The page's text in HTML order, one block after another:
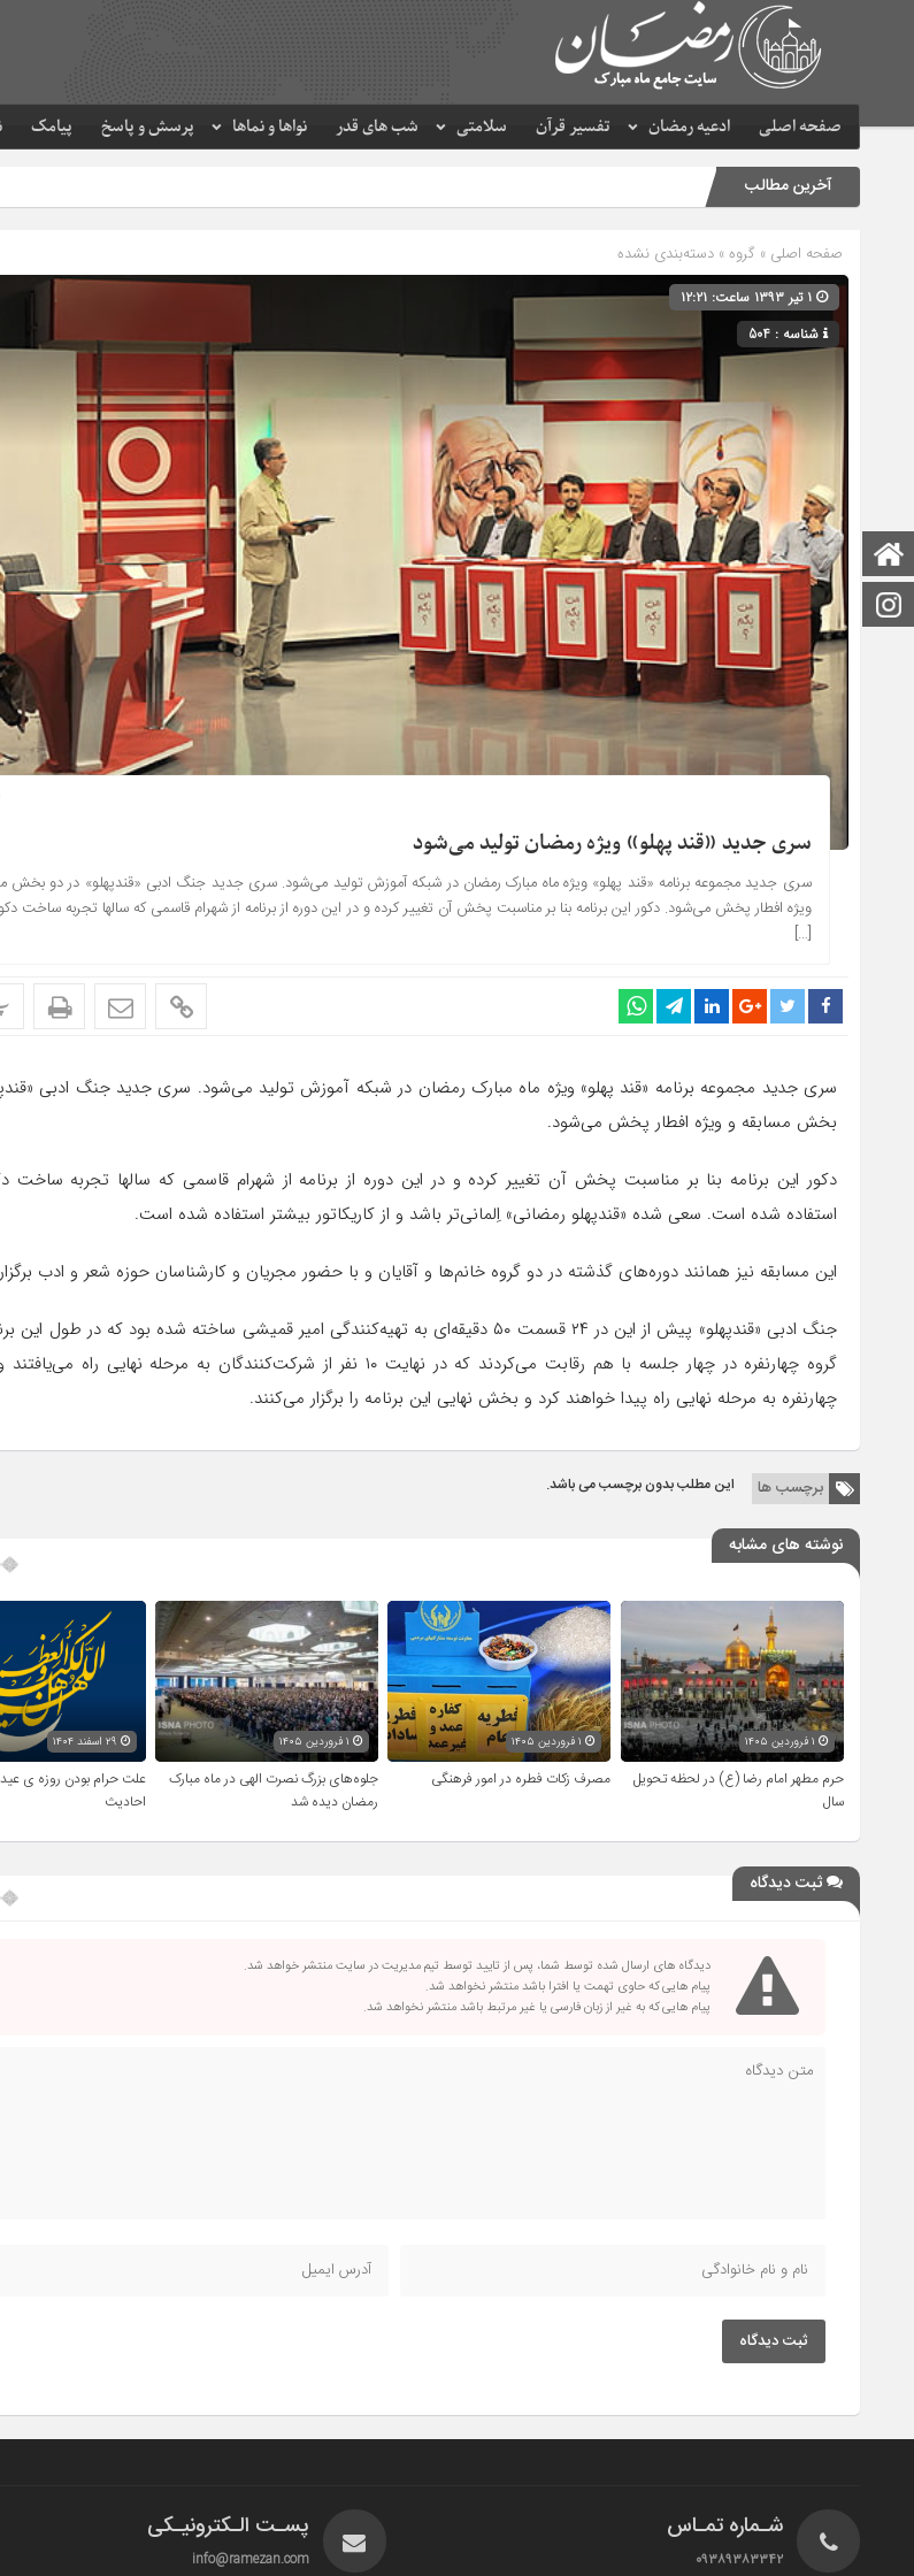
صفحه اصلی ادعیه رمضان تفسیر قرآن سلامتی شب های قدر نواها و نماها پرسش و پاسخ پیامک
صفحه اصلی
اینستاگرام
آخرین مطالب حرم مطهر
صفحه اصلی » گروه » دسته‌بندی نشده
شناسه : 504
سری جدید «قند پهلو» ویژه رمضان تولید می‌شود
سری جدید مجموعه برنامه «قند پهلو» ویژه ماه مبارک رمضان در شبکه آموزش تولید می‌شود. سری جدید جنگ ادبی «قندپهلو» در دو بخش
ویژه‌ افطار پخش می‌شود. دکور این برنامه بنا بر مناسبت پخش آن تغییر کرده و در این دوره از برنامه از شهرام قاسمی که سالها تجربه ساخت
[…]
سری جدید مجموعه برنامه «قند پهلو» ویژه ماه مبارک رمضان در شبکه آموزش تولید می‌شود. سری جدید جنگ ادبی
بخش مسابقه و ویژه‌ افطار پخش می‌شود.
دکور این برنامه بنا بر مناسبت پخش آن تغییر کرده و در این دوره از برنامه از شهرام قاسمی که سالها تجربه ساخت
استفاده شده است. سعی شده «قندپهلو رمضانی» اِلمانی‌تر باشد و از کاریکاتور بیشتر استفاده شده است.
این مسابقه نیز همانند دوره‌های گذشته در دو گروه خانم‌ها و آقایان و با حضور مجریان و کارشناسان حوزه شعر و ادب
جنگ ادبی «قندپهلو» پیش از این در ۲۴ قسمت ۵۰ دقیقه‌ای به تهیه‌کنندگی امیر قمیشی ساخته ‌شده بود که در طول
گروه چهارنفره در چهار جلسه با هم رقابت می‌کردند که در نهایت ۱۰ نفر از شرکت‌کنندگان به مرحله نهایی
چهارنفره به مرحله نهایی راه پیدا خواهند کرد و بخش نهایی این برنامه را برگزار می‌کنند.
برچسب ها این مطلب بدون برچسب می باشد.
نوشته های مشابه
حرم مطهر امام رضا (ع) در لحظه تحویل
سال
۱ فروردین ۱۴۰۵
مصرف زکات فطره در امور فرهنگی
جلوه‌های بزرگ نصرت الهی در ماه مبارک
رمضان دیده شد
علت حرام بودن روزه ی
احادیث
ثبت دیدگاه
دیدگاه های ارسال شده توسط شما، پس از تایید توسط تیم مدیریت در سایت منتشر خواهد شد.
پیام هایی که حاوی تهمت یا افترا باشد منتشر نخواهد شد.
پیام هایی که به غیر از زبان فارسی یا غیر مرتبط باشد منتشر نخواهد شد.
ثبت دیدگاه
شـماره تمـاس
۰۹۳۸۹۳۸۳۳۴۲
پسـت الـکترونیـکی
info@ramezan.com